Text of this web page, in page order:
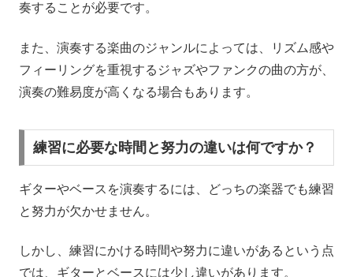
奏することが必要です。
また、演奏する楽曲のジャンルによっては、リズム感や
フィーリングを重視するジャズやファンクの曲の方が、
演奏の難易度が高くなる場合もあります。
練習に必要な時間と努力の違いは何ですか？
ギターやベースを演奏するには、どっちの楽器でも練習
と努力が欠かせません。
しかし、練習にかける時間や努力に違いがあるという点
では、ギターとベースには少し違いがあります。